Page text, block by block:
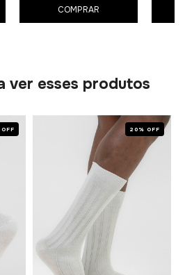
COMPRAR
ver esses produtos
20% OFF